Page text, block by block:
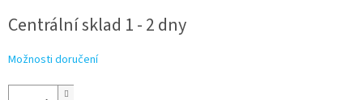
cena:
Centrální sklad 1 - 2 dny
Možnosti doručení